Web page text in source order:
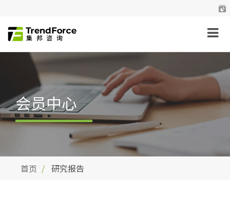
会员中心
首页 研究报告